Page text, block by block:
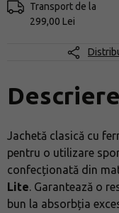
Transport de la
299,00 Lei
Jachetă clasică cu
pentru o utilizare
confecționată din
Lite. Garantează o
bun la absorbția